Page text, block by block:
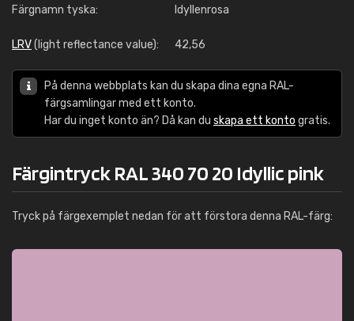
Färgnamn tyska:
Idyllenrosa
LRV(light reflectance value): 42,56
På denna webbplats kan du skapa dina egna RAL-
färgsamlingar med ett konto.
Har du inget konto än? Då kan du skapa ett konto gratis.
Färgintryck RAL 340 70 20 Idyllic pink
Tryck på färgexemplet nedan för att förstora denna RAL-färg: